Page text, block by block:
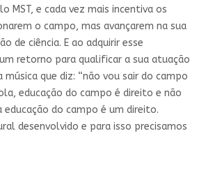
MST, e cada vez mais incentiva os
o campo, mas avançarem na sua
de ciência. E ao adquirir esse
retorno para qualificar a sua atuação
música que diz: “não vou sair do campo
educação do campo é direito e não
educação do campo é um direito.
desenvolvido e para isso precisamos